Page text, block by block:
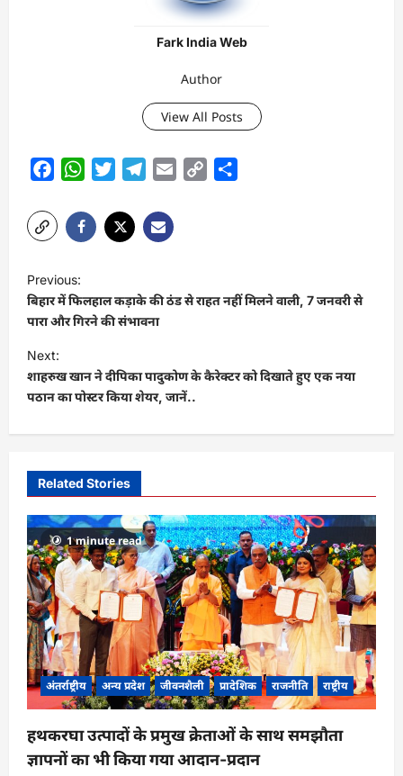
Fark India Web
Author
View All Posts
FacebookWhatsAppTwitterTelegram
Email
Copy
o
s
t
n
a
v
g
a
t
i
o
n
Previous:
बिहार में फिलहाल कड़ाके की ठंड से राहत नहीं मिलने वाली, 7 जनवरी से
पारा और गिरने की संभावना
Next:
शाहरुख खान ने दीपिका पादुकोण के कैरेक्टर को दिखाते हुए एक नया
पठान का पोस्टर किया शेयर, जानें..
Related Stories
1 minute read
अंतर्राष्ट्रीय अन्य प्रदेश जीवनशैली प्रादेशिक राजनीति राष्ट्रीय
हथकरघा उत्पादों के प्रमुख क्रेताओं के साथ समझौता
ज्ञापनों का भी किया गया आदान-प्रदान